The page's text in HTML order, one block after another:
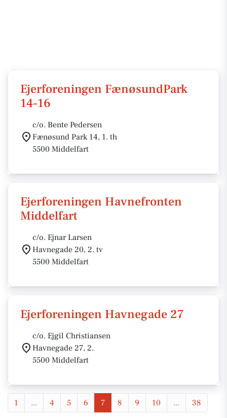
Ejerforeningen FænøsundPark
14-16
c/o. Bente Pedersen
Fænøsund Park 14, 1. th
5500 Middelfart
Ejerforeningen Havnefronten
Middelfart
c/o. Ejnar Larsen
Havnegade 20, 2. tv
5500 Middelfart
Ejerforeningen Havnegade 27
c/o. Ejgil Christiansen
Havnegade 27, 2.
5500 Middelfart
1 ... 4 5 6 7 8 9 10 ... 38